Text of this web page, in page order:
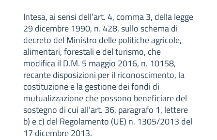
Intesa, ai sensi dell’art. 4, comma 3, della legge
29 dicembre 1990, n. 428, sullo schema di
decreto del Ministro delle politiche agricole,
alimentari, forestali e del turismo, che
modifica il D.M. 5 maggio 2016, n. 10158,
recante disposizioni per il riconoscimento, la
costituzione e la gestione dei fondi di
mutualizzazione che possono beneficiare del
sostegno di cui all’art. 36, paragrafo 1, lettere
b) e c) del Regolamento (UE) n. 1305/2013 del
17 dicembre 2013.